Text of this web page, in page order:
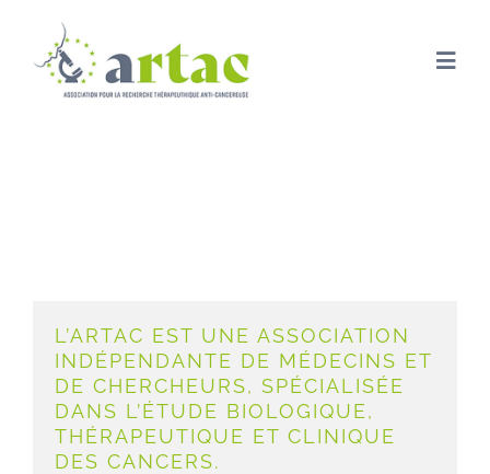
contenu
NOUS
L’ARTAC EST UNE ASSOCIATION
INDÉPENDANTE DE MÉDECINS ET
DE CHERCHEURS, SPÉCIALISÉE
DANS L’ÉTUDE BIOLOGIQUE,
THÉRAPEUTIQUE ET CLINIQUE
DES CANCERS.